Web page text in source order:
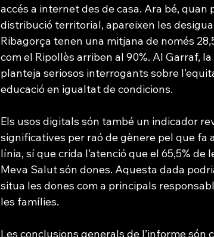
accés a internet des de casa. Ara bé,
distribució territorial, apareixen les
Ribagorça tenen una mitjana de només
com el Ripollès arriben al 90%. Al Garraf,
planteja seriosos interrogants sobre
educació en igualtat de condicions.
Els usos digitals són també un indicador
significatives per raó de gènere pel que fa
línia, sí que crida l’atenció que el 65,5% de
Meva Salut són dones. Aquesta dada
situa les dones com a principals
les famílies.
Les conclusions generals de l’informe